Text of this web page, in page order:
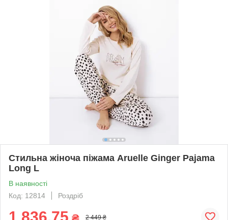
Стильна жіноча піжама Aruelle Ginger Pajama
Long L
В наявності
Код: 12814
Роздріб
1 836,75 2 449 ₴